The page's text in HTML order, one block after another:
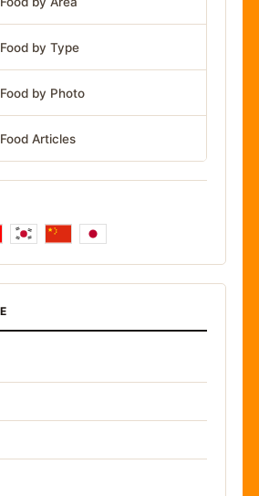
by Type
by Photo
Articles